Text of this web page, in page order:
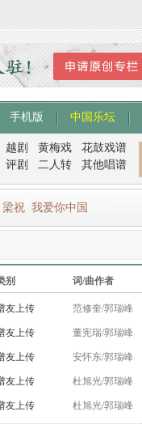
手机版 中国乐坛
越剧 黄梅戏
花鼓戏谱
评剧 二人转 其他唱谱
梁祝 我爱你中国
别 词/曲作者
友上传 范修奎/郭瑞峰
友上传 董宪瑞/郭瑞峰
友上传 安怀东/郭瑞峰
友上传 杜旭光/郭瑞峰
友上传 杜旭光/郭瑞峰